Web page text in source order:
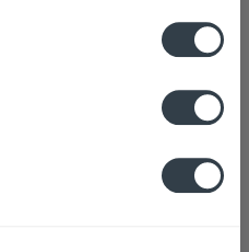
Pircher Williams-Christ
Edelbrand Obstbrand